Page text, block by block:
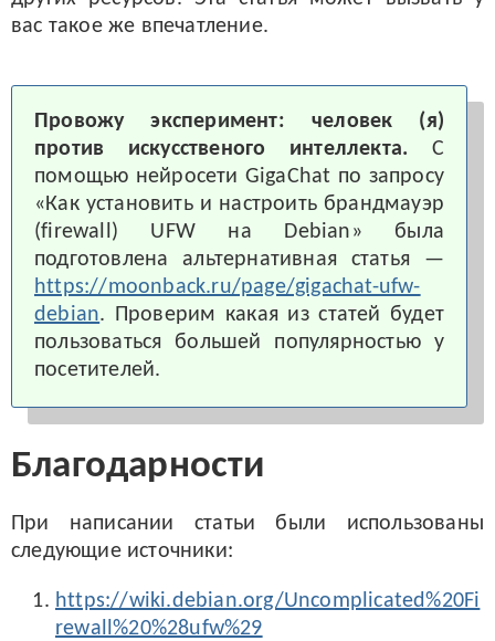
вас такое же впечатление.
Провожу эксперимент: человек (я)
против искусственого интеллекта. С
помощью нейросети GigaChat по запросу
«Как установить и настроить брандмауэр
(firewall) UFW на Debian» была
подготовлена альтернативная статья —
https://moonback.ru/page/gigachat-ufw-
debian. Проверим какая из статей будет
пользоваться большей популярностью у
посетителей.
Благодарности
При написании статьи были использованы
следующие источники:
https://wiki.debian.org/Uncomplicated%20Fi
rewall%20%28ufw%29